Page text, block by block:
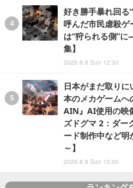
好き勝手暴れ回る
呼んだ市民虐殺
は“狩られる側”
集】
2026.8.9 Sun 12:30
日本がまだ取り
本のメカゲーム
AIN』AI使用の映
ズドグマ 2：ダー
ード制作中など
～】
2026.8.9 Sun 15:00